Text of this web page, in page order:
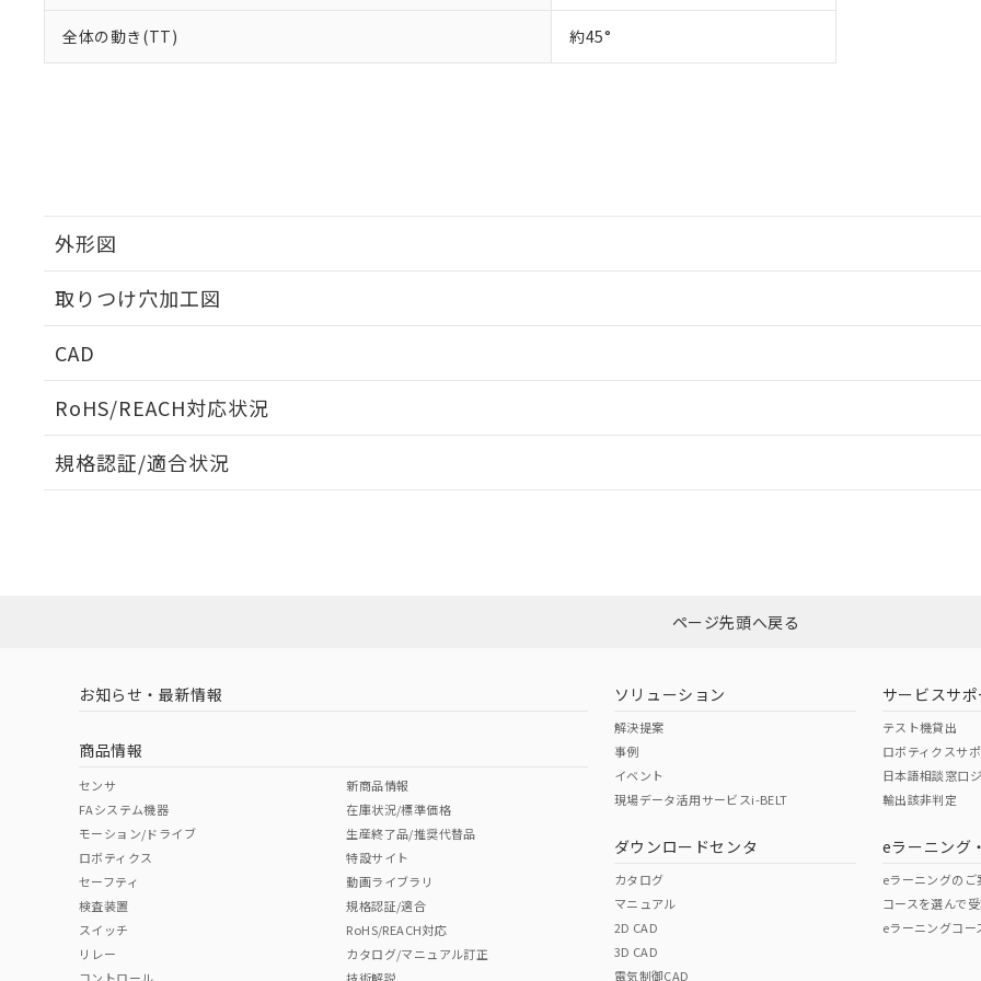
全体の動き(TT) 約45°
外形図
取りつけ穴加工図
CAD
RoHS/REACH対応状況
EU RoHS 注意事項・凡例
ダウンロードはこちら
中国 RoHS 注意事項・凡例
中国 RoHS表
Pb Hg Cr(VI)
規格認証/適合状況
（イギリス
（ノルウェー
（日本
（アメリカ
この製品の規格認証/適合
その他の認証はこちらのページからご
ページ先頭へ戻る
お知らせ・最新情報
商品情報
センサ
FAシステム機器
モーション/ドライブ
ロボティクス
セーフティ
検査装置
スイッチ
リレー
新商品情報
在庫状況/標準価格
生産終了品/推奨代替品
特設サイト
動画ライブラリ
規格認証/適合
RoHS/REACH対応
カタログ/マニュアル訂正
ソリューション
解決提案
事例
イベント
現場データ活用サービスi-BELT
ダウンロードセンタ
カタログ
マニュアル
2D CAD
3D CAD
電気制御CAD
サービスサポ
テスト機貸出
ロボティクスサ
日本語相談窓口
輸出該非判定
eラーニング
eラーニングのご
コースを選んで
eラーニングコー